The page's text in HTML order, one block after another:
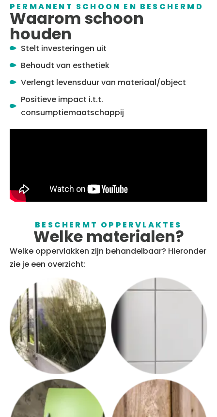
PERMANENT SCHOON EN BESCHERMD
Waarom schoon
houden
Stelt investeringen uit
Behoudt van esthetiek
Verlengt levensduur van materiaal/object
Positieve impact i.t.t.
consumptiemaatschappij
BESCHERMT OPPERVLAKTES
Welke materialen?
Welke oppervlakken zijn behandelbaar? Hieronder
zie je een overzicht: